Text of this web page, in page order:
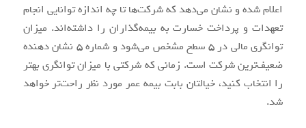
اعلام شده و نشان می‌دهد که شرکت‌ها تا چه اندازه توانایی انجام
تعهدات و پرداخت خسارت به بیمه‌گذاران را داشته‌اند. میزان
توانگری مالی در ۵ سطح مشخص می‌شود و شماره ۵ نشان ‌دهنده
ضعیف‌ترین شرکت است. زمانی که شرکتی با میزان توانگری بهتر
را انتخاب کنید، خیالتان بابت بیمه عمر مورد نظر راحت‌تر خواهد
شد.